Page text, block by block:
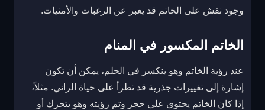
وجود نقش على الخاتم قد يعبر عن الرغبات والأمنيات.
الخاتم المكسور في المنام
عند رؤية الخاتم وهو ينكسر في الحلم، يمكن أن تكون
إشارة إلى تغييرات جذرية قد تطرأ على حياة الرائي. مثلاً،
إذا كان الخاتم يحتوي على حجر وتم رؤيته وهو يتحرك أو